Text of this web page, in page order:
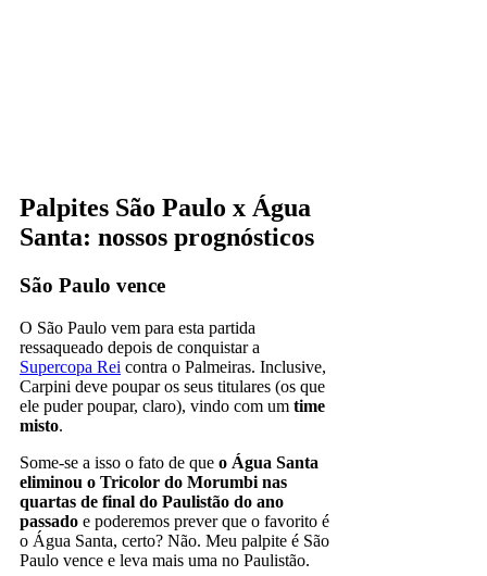
Palpites São Paulo x Água
Santa: nossos prognósticos
São Paulo vence
O São Paulo vem para esta partida
ressaqueado depois de conquistar a
Supercopa Rei contra o Palmeiras. Inclusive,
Carpini deve poupar os seus titulares (os que
ele puder poupar, claro), vindo com um time
misto.
Some-se a isso o fato de que o Água Santa
eliminou o Tricolor do Morumbi nas
quartas de final do Paulistão do ano
passado e poderemos prever que o favorito é
o Água Santa, certo? Não. Meu palpite é São
Paulo vence e leva mais uma no Paulistão.